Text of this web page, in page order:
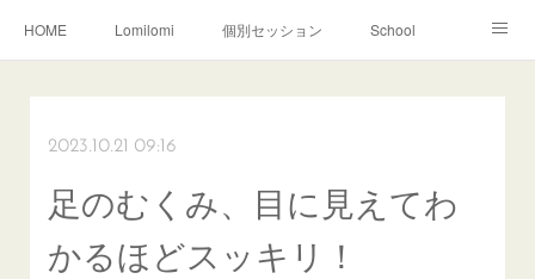
HOME Lomilomi 個別セッション School
School無料説明会
2023.10.21 09:16
足のむくみ、目に見えてわ
かるほどスッキリ！